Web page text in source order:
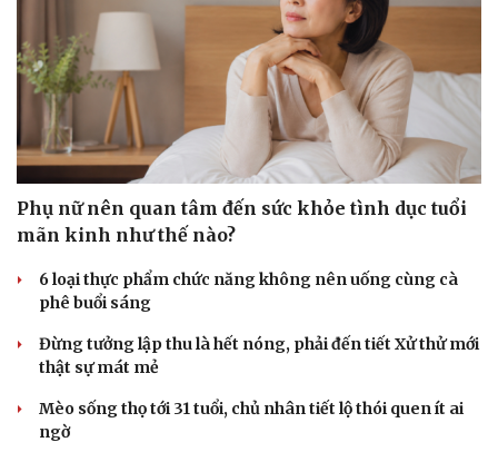
Phụ nữ nên quan tâm đến sức khỏe tình dục tuổi
mãn kinh như thế nào?
6 loại thực phẩm chức năng không nên uống cùng cà
phê buổi sáng
Đừng tưởng lập thu là hết nóng, phải đến tiết Xử thử mới
thật sự mát mẻ
Mèo sống thọ tới 31 tuổi, chủ nhân tiết lộ thói quen ít ai
ngờ